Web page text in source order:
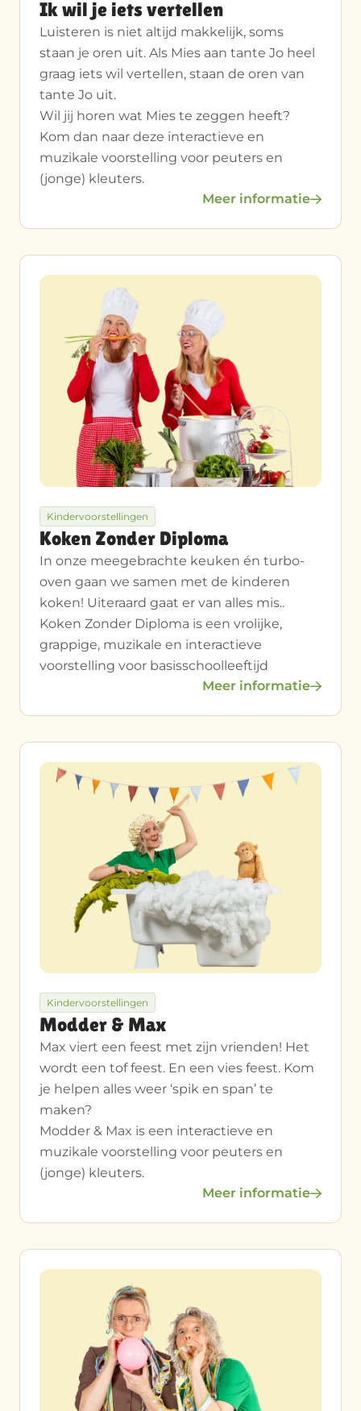
Ik wil je iets vertellen
Luisteren is niet altijd makkelijk, soms
staan je oren uit. Als Mies aan tante Jo heel
graag iets wil vertellen, staan de oren van
tante Jo uit.
Wil jij horen wat Mies te zeggen heeft?
Kom dan naar deze interactieve en
muzikale voorstelling voor peuters en
(jonge) kleuters.
Meer informatie
Kindervoorstellingen
Koken Zonder Diploma
In onze meegebrachte keuken én turbo-
oven gaan we samen met de kinderen
koken! Uiteraard gaat er van alles mis..
Koken Zonder Diploma is een vrolijke,
grappige, muzikale en interactieve
voorstelling voor basisschoolleeftijd
Meer informatie
Kindervoorstellingen
Modder & Max
Max viert een feest met zijn vrienden! Het
wordt een tof feest. En een vies feest. Kom
je helpen alles weer ‘spik en span’ te
maken?
Modder & Max is een interactieve en
muzikale voorstelling voor peuters en
(jonge) kleuters.
Meer informatie